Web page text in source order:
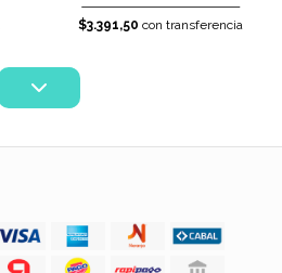
$3.391,50 con transferencia